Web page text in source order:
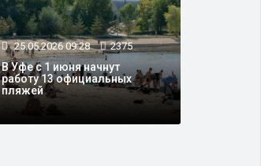
25.05.2026 09:28 2375
В Уфе с 1 июня начнут
работу 13 официальных
пляжей